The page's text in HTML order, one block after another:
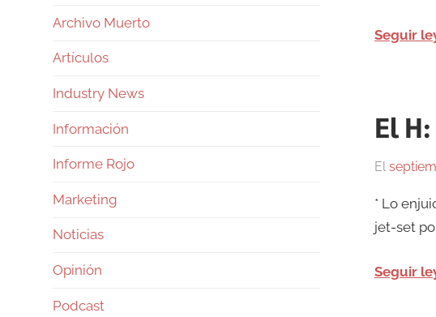
Seguir
El
El
* Lo
jet-set
Seguir
Archivo Muerto
Artículos
Industry News
Información
Informe Rojo
Marketing
Noticias
Opinión
Podcast